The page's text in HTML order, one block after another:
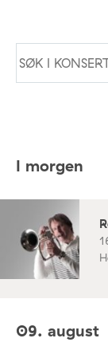
I morgen
09. august